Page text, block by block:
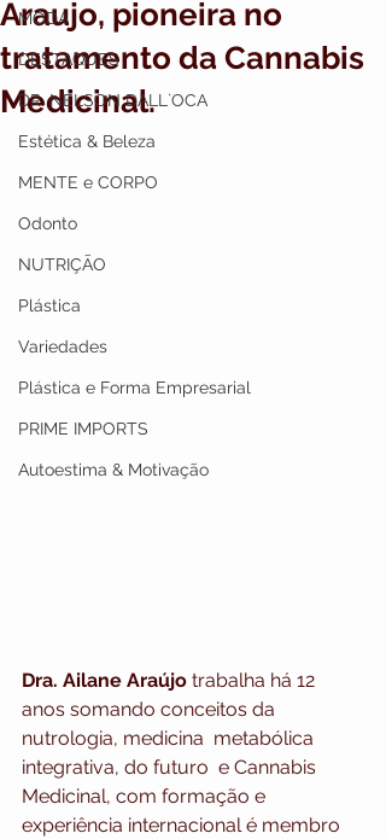
MODA
DESTAQUES
DR. NELSON DALL`OCA
Estética & Beleza
MENTE e CORPO
Odonto
NUTRIÇÃO
Plástica
Variedades
Plástica e Forma Empresarial
PRIME IMPORTS
Autoestima & Motivação
Araujo, pioneira no
tratamento da Cannabis
Medicinal.
Dra. Ailane Araújo trabalha há 12
anos somando conceitos da
nutrologia, medicina  metabólica
integrativa, do futuro  e Cannabis
Medicinal, com formação e
experiência internacional é membro